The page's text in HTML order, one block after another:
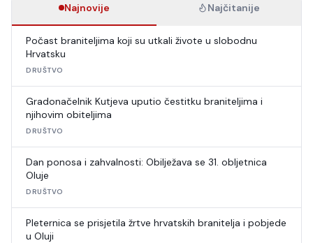
Najnovije Najčitanije
Počast braniteljima koji su utkali živote u slobodnu
Hrvatsku
DRUŠTVO
Gradonačelnik Kutjeva uputio čestitku braniteljima i
njihovim obiteljima
DRUŠTVO
Dan ponosa i zahvalnosti: Obilježava se 31. obljetnica
Oluje
DRUŠTVO
Pleternica se prisjetila žrtve hrvatskih branitelja i pobjede
u Oluji